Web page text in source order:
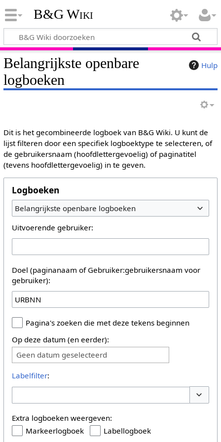
B&G Wiki
Hulp
Belangrijkste openbare
logboeken
Dit is het gecombineerde logboek van B&G Wiki. U kunt de
lijst filteren door een specifiek logboektype te selecteren, of
de gebruikersnaam (hoofdlettergevoelig) of paginatitel
(tevens hoofdlettergevoelig) in te geven.
Logboeken
Belangrijkste openbare logboeken
Uitvoerende gebruiker:
Doel (paginanaam of Gebruiker:gebruikersnaam voor
gebruiker):
Pagina's zoeken die met deze tekens beginnen
Op deze datum (en eerder):
Geen datum geselecteerd
Labelfilter:
Extra logboeken weergeven:
Markeerlogboek
Labellogboek